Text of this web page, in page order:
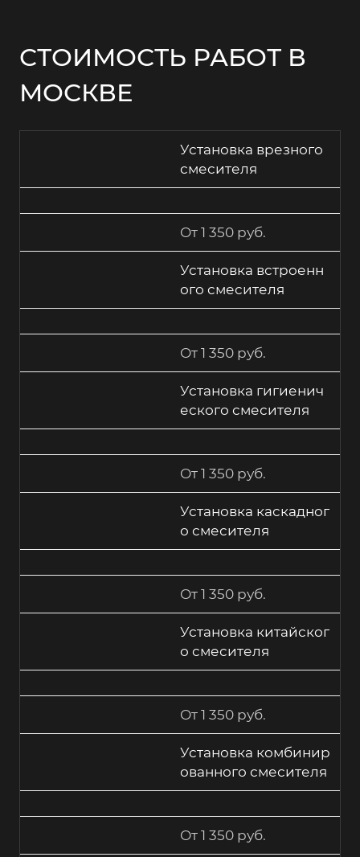
СТОИМОСТЬ РАБОТ В
МОСКВЕ
Установка врезного
смесителя
От 1 350 руб.
Установка встроенн
ого смесителя
От 1 350 руб.
Установка гигиенич
еского смесителя
От 1 350 руб.
Установка каскадног
о смесителя
От 1 350 руб.
Установка китайског
о смесителя
От 1 350 руб.
Установка комбинир
ованного смесителя
От 1 350 руб.